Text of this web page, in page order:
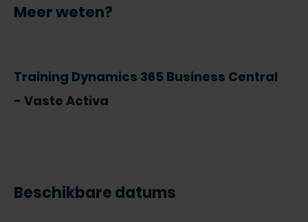
Meer weten?
Training Dynamics 365 Business Central
- Vaste Activa
Beschikbare datums